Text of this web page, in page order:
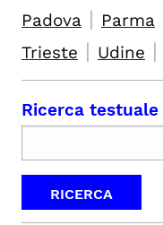
Padova | Parma
Trieste | Udine |
Ricerca testuale